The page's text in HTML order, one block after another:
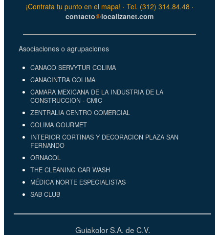
¡Contrata tu punto en el mapa! · Tel. (312) 314.84.48 ·
contacto
localizanet.com
Asociaciones o agrupaciones
CANACO SERVYTUR COLIMA
CANACINTRA COLIMA
CAMARA MEXICANA DE LA INDUSTRIA DE LA
CONSTRUCCION - CMIC
ZENTRALIA CENTRO COMERCIAL
COLIMA GOURMET
INTERIOR CORTINAS Y DECORACION PLAZA SAN
FERNANDO
ORNACOL
THE CLEANING CAR WASH
MÉDICA NORTE ESPECIALISTAS
SAB CLUB
Guiakolor S.A. de C.V.